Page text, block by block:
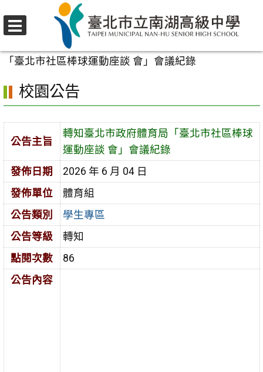
至
區
校園公告
「臺北市社區棒球運動座談 會」會議紀錄
校園公告
公告主旨
轉知臺北市政府體育局「臺北市社區棒球
運動座談 會」會議紀錄
發佈日期
2026 年 6 月 04 日
發佈單位
體育組
公告類別
學生專區
公告等級
轉知
點閱次數
86
公告內容
選
單